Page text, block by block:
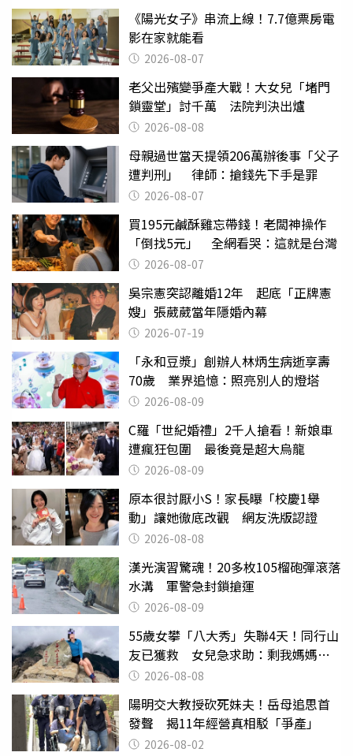
《陽光女子》串流上線！7.7億票房電
影在家就能看
2026-08-07
老父出殯變爭產大戰！大女兒「堵門
鎖靈堂」討千萬 法院判決出爐
2026-08-08
母親過世當天提領206萬辦後事「父子
遭判刑」 律師：搶錢先下手是罪
2026-08-07
買195元鹹酥雞忘帶錢！老闆神操作
「倒找5元」 全網看哭：這就是台灣
2026-08-07
吳宗憲突認離婚12年 起底「正牌憲
嫂」張葳葳當年隱婚內幕
2026-07-19
「永和豆漿」創辦人林炳生病逝享壽
70歲 業界追憶：照亮別人的燈塔
2026-08-09
C羅「世紀婚禮」2千人搶看！新娘車
遭瘋狂包圍 最後竟是超大烏龍
2026-08-09
原本很討厭小S！家長曝「校慶1舉
動」讓她徹底改觀 網友洗版認證
2026-08-08
漢光演習驚魂！20多枚105榴砲彈滾落
水溝 軍警急封鎖搶運
2026-08-09
55歲女攀「八大秀」失聯4天！同行山
友已獲救 女兒急求助：剩我媽媽還
沒找到
2026-08-08
陽明交大教授砍死妹夫！岳母追思首
發聲 揭11年經營真相駁「爭產」
2026-08-02